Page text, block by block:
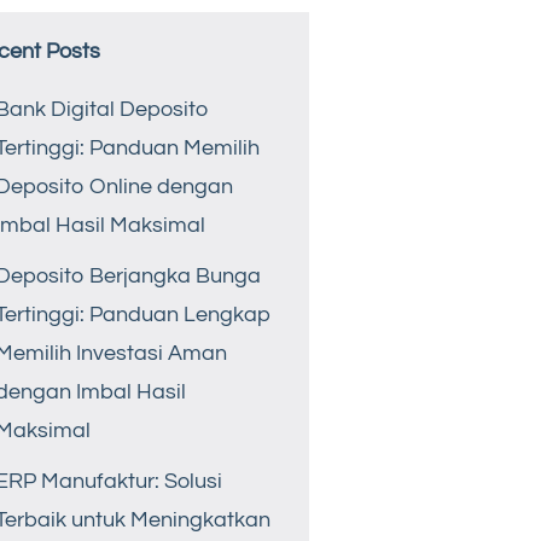
Posts
Digital Deposito
Panduan Memilih
Online dengan
Hasil Maksimal
Berjangka Bunga
Panduan Lengkap
Investasi Aman
Imbal Hasil
Manufaktur: Solusi
untuk Meningkatkan